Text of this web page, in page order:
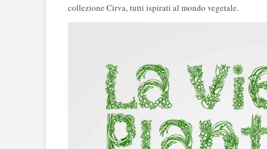
collezione Cirva, tutti ispirati al mondo vegetale.